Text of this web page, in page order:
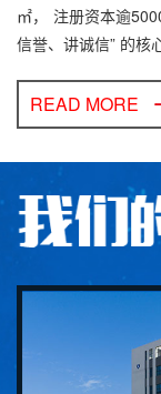
㎡， 注册资本逾
信誉、讲诚信” 的核
READ MORE